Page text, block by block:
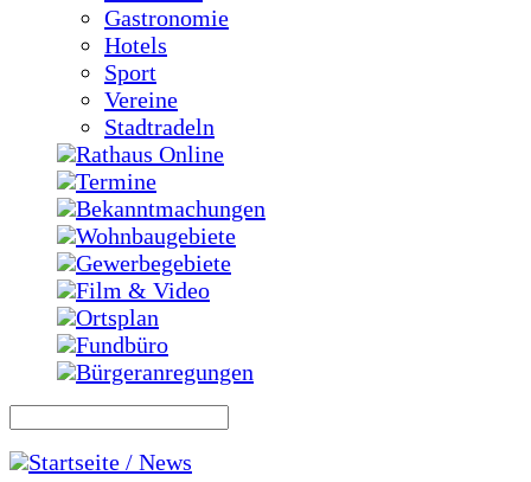
Gastronomie
Hotels
Sport
Vereine
Stadtradeln
Rathaus Online
Termine
Bekanntmachungen
Wohnbaugebiete
Gewerbegebiete
Film & Video
Ortsplan
Fundbüro
Bürgeranregungen
Startseite / News